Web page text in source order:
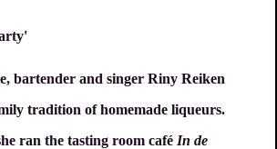
bartender and singer Riny Reiken
tradition of homemade liqueurs.
ran the tasting room café In de